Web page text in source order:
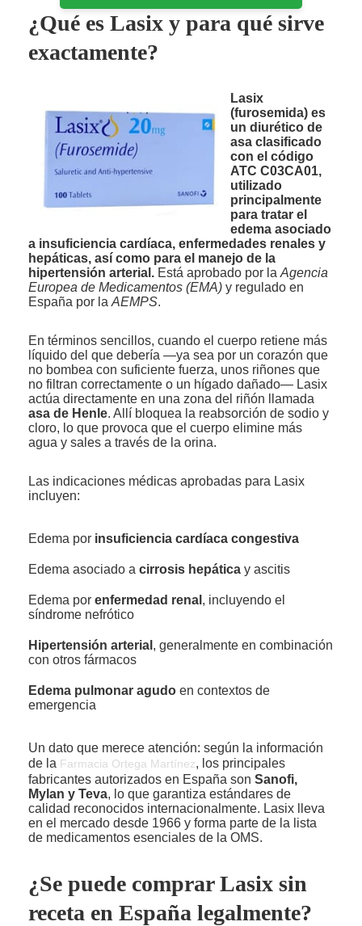
¿Qué es Lasix y para qué sirve
exactamente?
Lasix
(furosemida) es
un diurético de
asa clasificado
con el código
ATC C03CA01,
utilizado
principalmente
para tratar el
edema asociado
a insuficiencia cardíaca, enfermedades renales y
hepáticas, así como para el manejo de la
hipertensión arterial. Está aprobado por la Agencia
Europea de Medicamentos (EMA) y regulado en
España por la AEMPS.
En términos sencillos, cuando el cuerpo retiene más
líquido del que debería —ya sea por un corazón que
no bombea con suficiente fuerza, unos riñones que
no filtran correctamente o un hígado dañado— Lasix
actúa directamente en una zona del riñón llamada
asa de Henle. Allí bloquea la reabsorción de sodio y
cloro, lo que provoca que el cuerpo elimine más
agua y sales a través de la orina.
Las indicaciones médicas aprobadas para Lasix
incluyen:
Edema por insuficiencia cardíaca congestiva
Edema asociado a cirrosis hepática y ascitis
Edema por enfermedad renal , incluyendo el
síndrome nefrótico
Hipertensión arterial , generalmente en combinación
con otros fármacos
Edema pulmonar agudo en contextos de
emergencia
Un dato que merece atención: según la información
de la Farmacia Ortega Martínez, los principales
fabricantes autorizados en España son Sanofi,
Mylan y Teva, lo que garantiza estándares de
calidad reconocidos internacionalmente. Lasix lleva
en el mercado desde 1966 y forma parte de la lista
de medicamentos esenciales de la OMS.
¿Se puede comprar Lasix sin
receta en España legalmente?